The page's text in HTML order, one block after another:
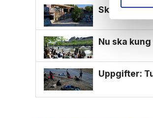
Skotsk
Nu ska
Uppgifter: